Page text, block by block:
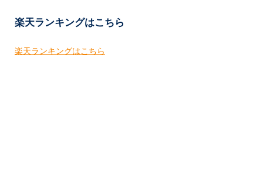
楽天ランキングはこちら
楽天ランキングはこちら